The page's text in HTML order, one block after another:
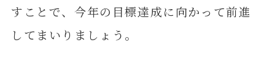
すことで、今年の目標達成に向かって前進
してまいりましょう。